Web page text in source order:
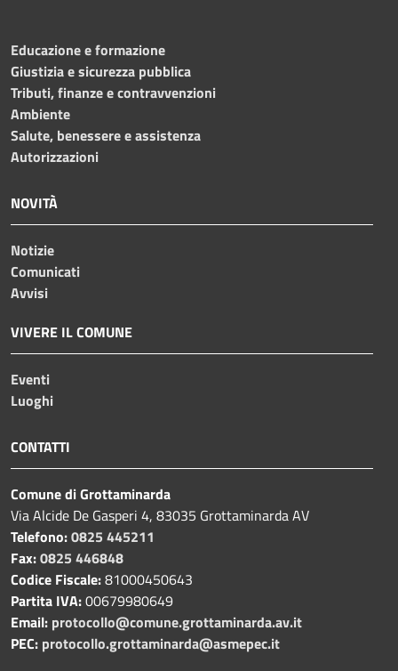
Educazione e formazione
Giustizia e sicurezza pubblica
Tributi, finanze e contravvenzioni
Ambiente
Salute, benessere e assistenza
Autorizzazioni
NOVITÀ
Notizie
Comunicati
Avvisi
VIVERE IL COMUNE
Eventi
Luoghi
CONTATTI
Comune di Grottaminarda
Via Alcide De Gasperi 4, 83035 Grottaminarda AV
Telefono:0825 445211
Fax:0825 446848
Codice Fiscale:81000450643
Partita IVA:00679980649
Email: protocollo@comune.grottaminarda.av.it
PEC: protocollo.grottaminarda@asmepec.it